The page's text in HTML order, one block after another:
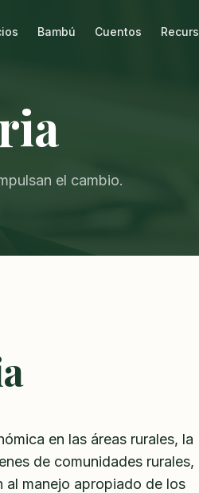
Bambú Cuentos
el cambio.
en las áreas rurales, la
de comunidades rurales,
manejo apropiado de los